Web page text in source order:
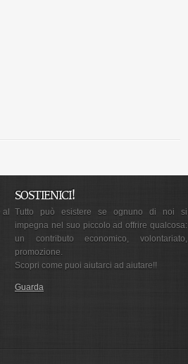
al
SOSTIENICI!
Tutto può esistere se ognuno di noi si
impegna nel suo piccolo ad offrire qualcosa:
un contributo economico, volontariato,
promozione.
Scopri come puoi aiutarci ad aiutare!!
Guarda